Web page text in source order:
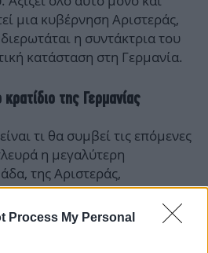
Process My Personal
μια κυβέρνηση Αριστεράς,
η συντάκτρια του
κατάσταση στη Γερμανία.
της Γερμανίας
τι θα συμβεί τις επόμενες
η μεγαλύτερη
της Αριστεράς,
από ένα κόμμα, το
βίας την είσοδό του στην
κρατιδιακός